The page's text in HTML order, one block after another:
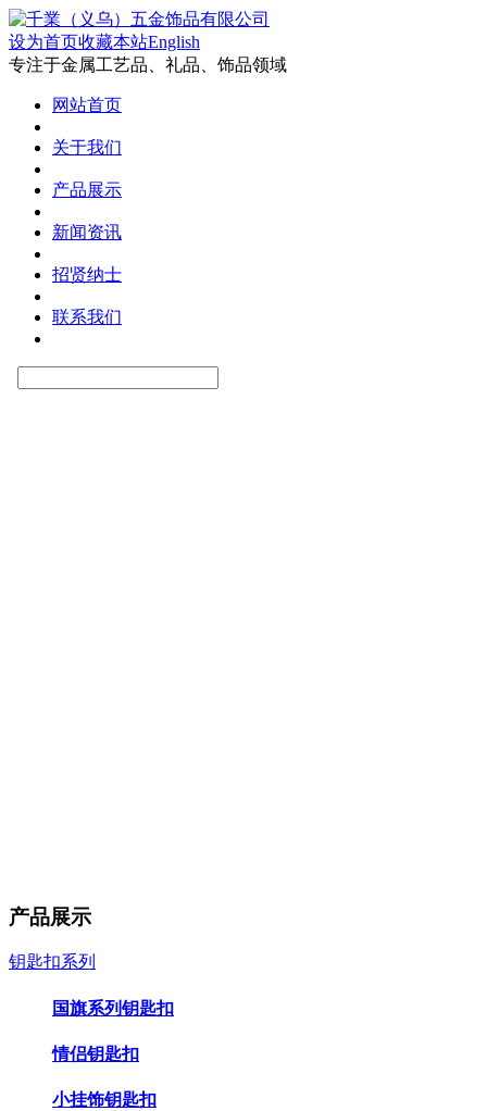
设为首页收藏本站English
专注于金属工艺品、礼品、饰品领域
网站首页
关于我们
产品展示
新闻资讯
招贤纳士
联系我们
产品展示
钥匙扣系列
国旗系列钥匙扣
情侣钥匙扣
小挂饰钥匙扣